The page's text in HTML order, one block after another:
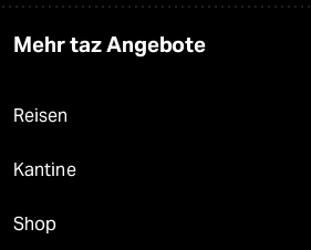
Mehr taz Angebote
Reisen
Kantine
Shop